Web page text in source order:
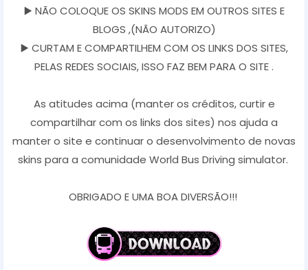
▶️ NÃO COLOQUE OS SKINS MODS EM OUTROS SITES E
BLOGS ,(NÃO AUTORIZO)
▶️ CURTAM E COMPARTILHEM COM OS LINKS DOS SITES,
PELAS REDES SOCIAIS, ISSO FAZ BEM PARA O SITE .
As atitudes acima (manter os créditos, curtir e
compartilhar com os links dos sites) nos ajuda a
manter o site e continuar o desenvolvimento de novas
skins para a comunidade World Bus Driving simulator.
OBRIGADO E UMA BOA DIVERSÃO!!!